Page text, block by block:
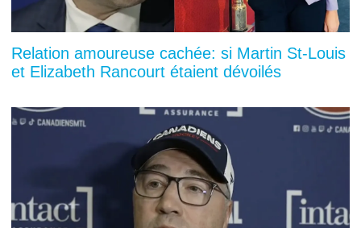
Relation amoureuse cachée: si Martin St-Louis
et Elizabeth Rancourt étaient dévoilés